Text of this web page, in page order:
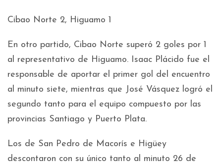
Cibao Norte 2, Higuamo 1
En otro partido, Cibao Norte superó 2 goles por 1
al representativo de Higuamo. Isaac Plácido fue el
responsable de aportar el primer gol del encuentro
al minuto siete, mientras que José Vásquez logró el
segundo tanto para el equipo compuesto por las
provincias Santiago y Puerto Plata.
Los de San Pedro de Macorís e Higüey
descontaron con su único tanto al minuto 26 de